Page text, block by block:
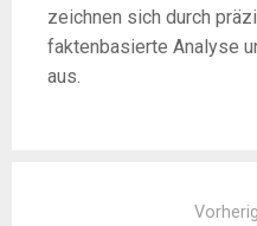
zeichnen sich durch
faktenbasierte Analyse
aus.